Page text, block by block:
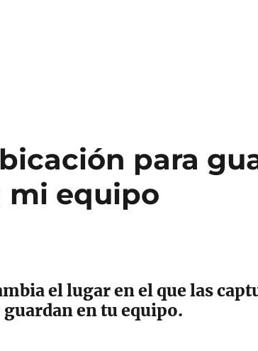
para
mi equipo
el lugar en el que las
guardan en tu equipo.